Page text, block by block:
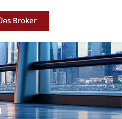
คร Broker